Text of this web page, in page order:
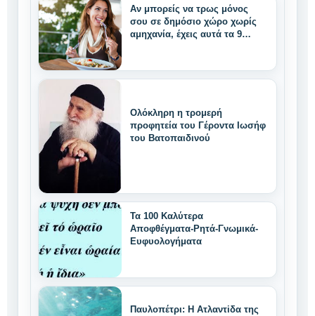
Αν μπορείς να τρως μόνος
σου σε δημόσιο χώρο χωρίς
αμηχανία, έχεις αυτά τα 9
Ολόκληρη η τρομερή
προφητεία του Γέροντα Ιωσήφ
του Βατοπαιδινού
Τα 100 Καλύτερα
Αποφθέγματα-Ρητά-Γνωμικά-
Ευφυολογήματα
Παυλοπέτρι: Η Ατλαντiδα της